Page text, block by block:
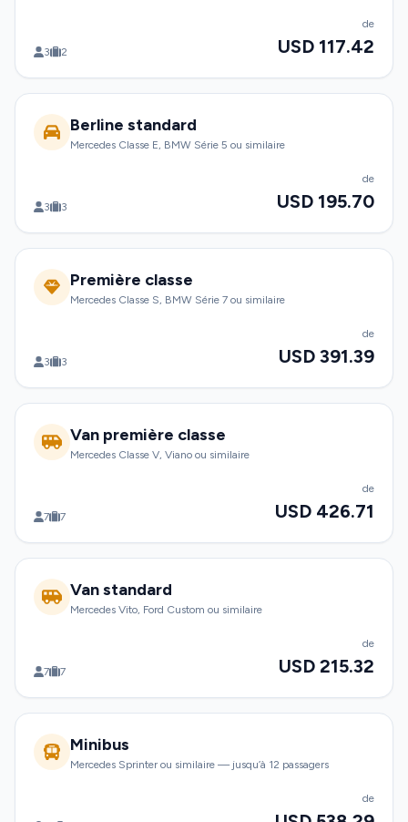
3 2
de
USD 117.42
Berline standard
Mercedes Classe E, BMW Série 5 ou similaire
3 3
de
USD 195.70
Première classe
Mercedes Classe S, BMW Série 7 ou similaire
3 3
de
USD 391.39
Van première classe
Mercedes Classe V, Viano ou similaire
7 7
de
USD 426.71
Van standard
Mercedes Vito, Ford Custom ou similaire
7 7
de
USD 215.32
Minibus
Mercedes Sprinter ou similaire — jusqu’à 12 passagers
de